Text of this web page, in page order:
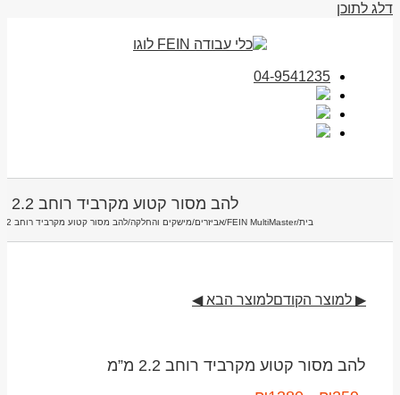
דלג לתוכן
04-9541235
להב מסור קטוע מקרביד רוחב 2.2 מ”מ
בית/
FEIN MultiMaster
/אביזרים/מישקים והחלקה/להב מסור קטוע מקרביד רוחב 2.2 מ”מ
▶ למוצר הקודםלמוצר הבא ◀
להב מסור קטוע מקרביד רוחב 2.2 מ”מ